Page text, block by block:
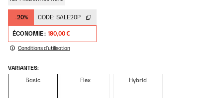
-20% CODE: SALE20P
ÉCONOMIE : 190,00 €
Conditions d'utilisation
VARIANTES:
Basic Flex Hybrid